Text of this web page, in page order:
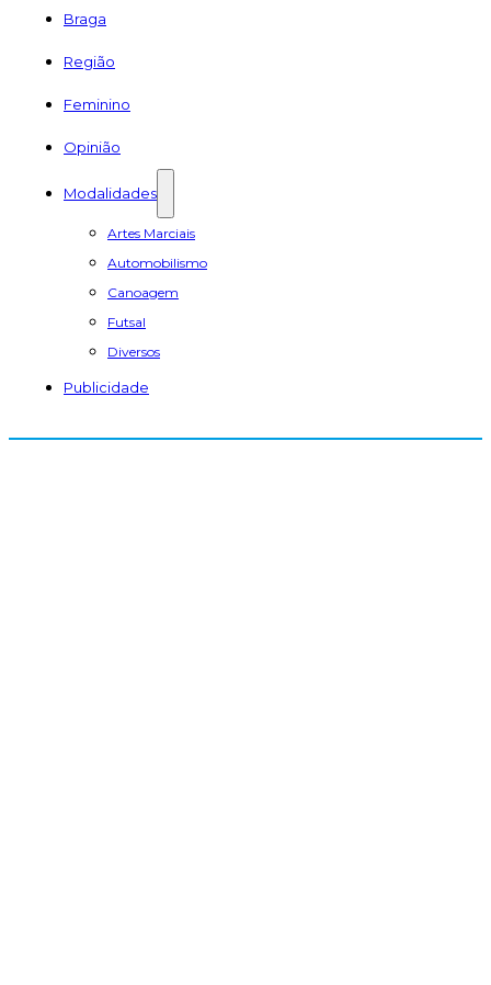
Braga
Região
Feminino
Opinião
Modalidades
Artes Marciais
Automobilismo
Canoagem
Futsal
Diversos
Publicidade